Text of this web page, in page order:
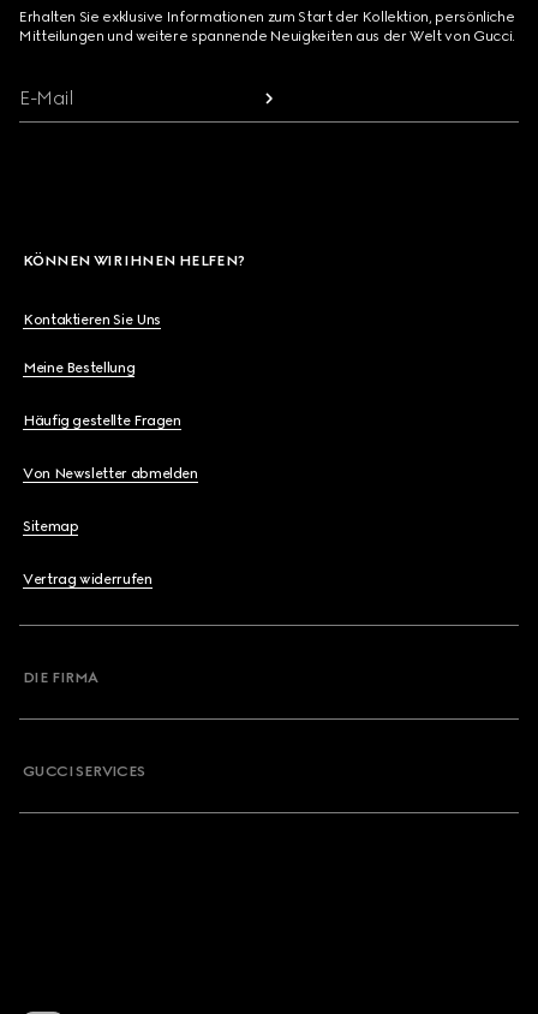
Erhalten Sie exklusive Informationen zum Start der Kollektion, persönliche
Mitteilungen und weitere spannende Neuigkeiten aus der Welt von Gucci.
E-Mail
KÖNNEN WIR IHNEN HELFEN?
Kontaktieren Sie Uns
Meine Bestellung
Häufig gestellte Fragen
Von Newsletter abmelden
Sitemap
Vertrag widerrufen
DIE FIRMA
GUCCI SERVICES